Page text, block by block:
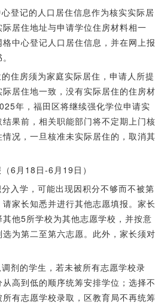
登记的人口居住信息作为核实实际居
居住地址与申请学位住房材料相一
中心登记人口居住信息，并在网上报
住房须为家庭实际居住，申请人所提
居住地一致，没有实际居住的住房材
年，福田区将继续强化学位申请实
果前，相关职能部门将不定期上门核
况，一旦核准未实际居住的，取消其
6月18日-6月19日）
入学，可能出现因积分不够而不被第
家长知悉并进行其他志愿填报。家长
他5所学校为其他志愿学校，并按意
为第二至第六志愿。此外，家长须对
剂的学生，若未被所有志愿学校录
高到低的顺序统筹安排学位；选择不
有志愿学校录取，区教育局不再统筹